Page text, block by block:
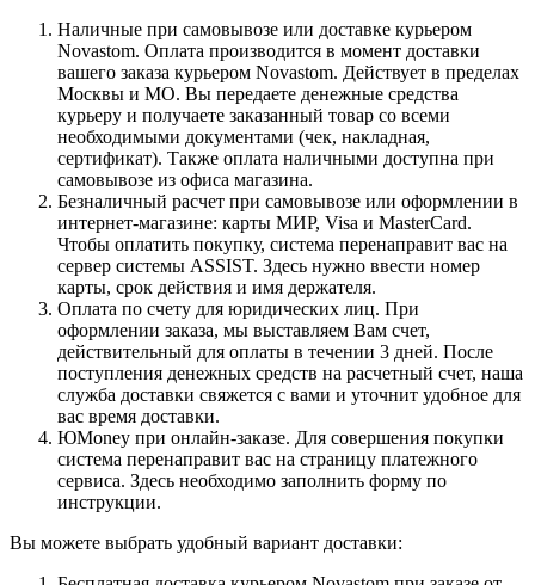
Наличные при самовывозе или доставке курьером
Novastom. Оплата производится в момент доставки
вашего заказа курьером Novastom. Действует в пределах
Москвы и МО. Вы передаете денежные средства
курьеру и получаете заказанный товар со всеми
необходимыми документами (чек, накладная,
сертификат). Также оплата наличными доступна при
самовывозе из офиса магазина.
Безналичный расчет при самовывозе или оформлении в
интернет-магазине: карты МИР, Visa и MasterCard.
Чтобы оплатить покупку, система перенаправит вас на
сервер системы ASSIST. Здесь нужно ввести номер
карты, срок действия и имя держателя.
Оплата по счету для юридических лиц. При
оформлении заказа, мы выставляем Вам счет,
действительный для оплаты в течении 3 дней. После
поступления денежных средств на расчетный счет, наша
служба доставки свяжется с вами и уточнит удобное для
вас время доставки.
ЮMoney при онлайн-заказе. Для совершения покупки
система перенаправит вас на страницу платежного
сервиса. Здесь необходимо заполнить форму по
инструкции.
Вы можете выбрать удобный вариант доставки: